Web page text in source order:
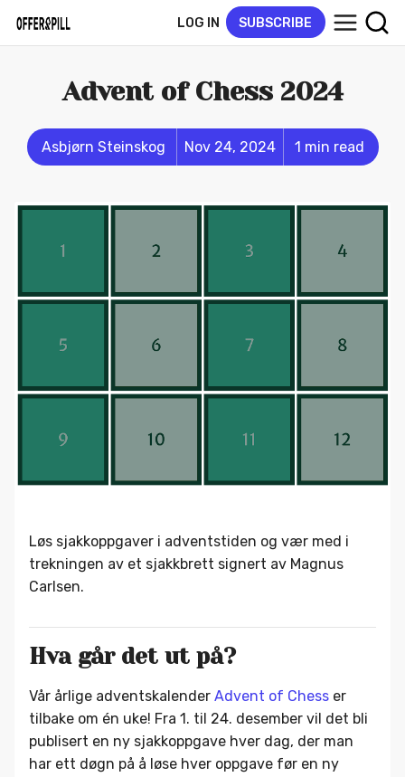
LOG IN SUBSCRIBE
Advent of Chess 2024
Asbjørn Steinskog Nov 24, 2024 1 min read
Løs sjakkoppgaver i adventstiden og vær med i
trekningen av et sjakkbrett signert av Magnus
Carlsen.
Hva går det ut på?
Vår årlige adventskalender Advent of Chess er
tilbake om én uke! Fra 1. til 24. desember vil det bli
publisert en ny sjakkoppgave hver dag, der man
har ett døgn på å løse hver oppgave før en ny